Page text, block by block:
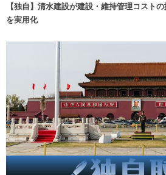
【独自】清水建設が建設・維持管理コスト
を実用化